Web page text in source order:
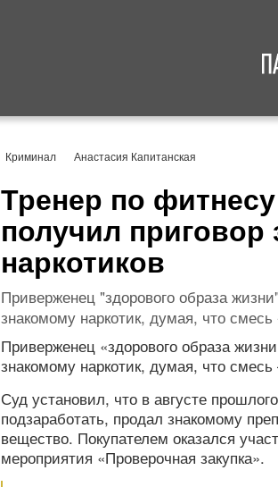
Криминал Анастасия Капитанская
Тренер по
получил приговор
наркотиков
Приверженец "здорового образа
знакомому наркотик, думая, что
Приверженец «здорового образа
знакомому наркотик, думая, что
Суд установил, что в августе
подзаработать, продал знакомому
вещество. Покупателем оказался
мероприятия «Проверочная закупка».